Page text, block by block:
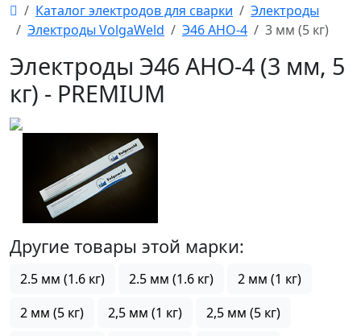
Каталог электродов для сварки
Электроды
Электроды VolgaWeld
Э46 АНО-4 3 мм (5 кг)
Электроды Э46 АНО-4 (3 мм, 5
кг) - PREMIUM
Другие товары этой марки:
2.5 мм (1.6 кг) 2.5 мм (1.6 кг)
2 мм (1 кг)
2 мм (5 кг)
2,5 мм (1 кг)
2,5 мм (5 кг)